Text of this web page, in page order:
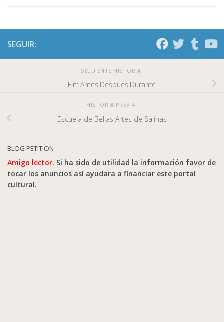
SEGUIR:
SIGUIENTE HISTORIA
Fin: Antes.Despues.Durante
HISTORIA PREVIA
Escuela de Bellas Artes de Salinas
BLOG PETITION
Amigo lector. Si ha sido de utilidad la información favor de
tocar los anuncios así ayudara a financiar este portal
cultural.